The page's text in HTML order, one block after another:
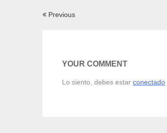
Navegación
Previous
YOUR COMMENT
Lo siento, debes estar conectado